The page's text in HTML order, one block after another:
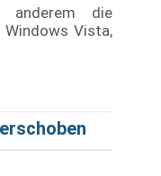
anderem die
Vista,